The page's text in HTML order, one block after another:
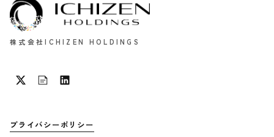
株式会社ICHIZEN HOLDINGS
プライバシーポリシー